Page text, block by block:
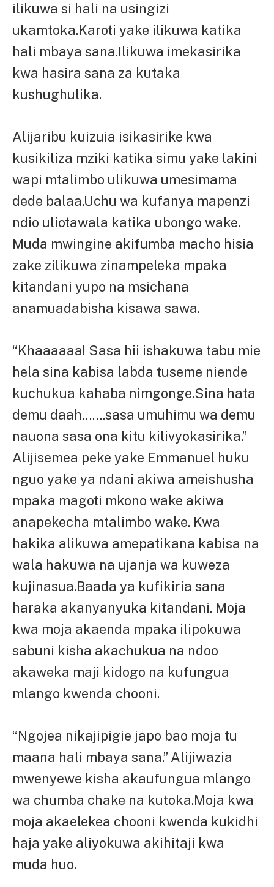
ilikuwa si hali na usingizi
ukamtoka.Karoti yake ilikuwa katika
hali mbaya sana.Ilikuwa imekasirika
kwa hasira sana za kutaka
kushughulika.
Alijaribu kuizuia isikasirike kwa
kusikiliza mziki katika simu yake lakini
wapi mtalimbo ulikuwa umesimama
dede balaa.Uchu wa kufanya mapenzi
ndio uliotawala katika ubongo wake.
Muda mwingine akifumba macho hisia
zake zilikuwa zinampeleka mpaka
kitandani yupo na msichana
anamuadabisha kisawa sawa.
“Khaaaaaa! Sasa hii ishakuwa tabu mie
hela sina kabisa labda tuseme niende
kuchukua kahaba nimgonge.Sina hata
demu daah…….sasa umuhimu wa demu
nauona sasa ona kitu kilivyokasirika.”
Alijisemea peke yake Emmanuel huku
nguo yake ya ndani akiwa ameishusha
mpaka magoti mkono wake akiwa
anapekecha mtalimbo wake. Kwa
hakika alikuwa amepatikana kabisa na
wala hakuwa na ujanja wa kuweza
kujinasua.Baada ya kufikiria sana
haraka akanyanyuka kitandani. Moja
kwa moja akaenda mpaka ilipokuwa
sabuni kisha akachukua na ndoo
akaweka maji kidogo na kufungua
mlango kwenda chooni.
“Ngojea nikajipigie japo bao moja tu
maana hali mbaya sana.” Alijiwazia
mwenyewe kisha akaufungua mlango
wa chumba chake na kutoka.Moja kwa
moja akaelekea chooni kwenda kukidhi
haja yake aliyokuwa akihitaji kwa
muda huo.